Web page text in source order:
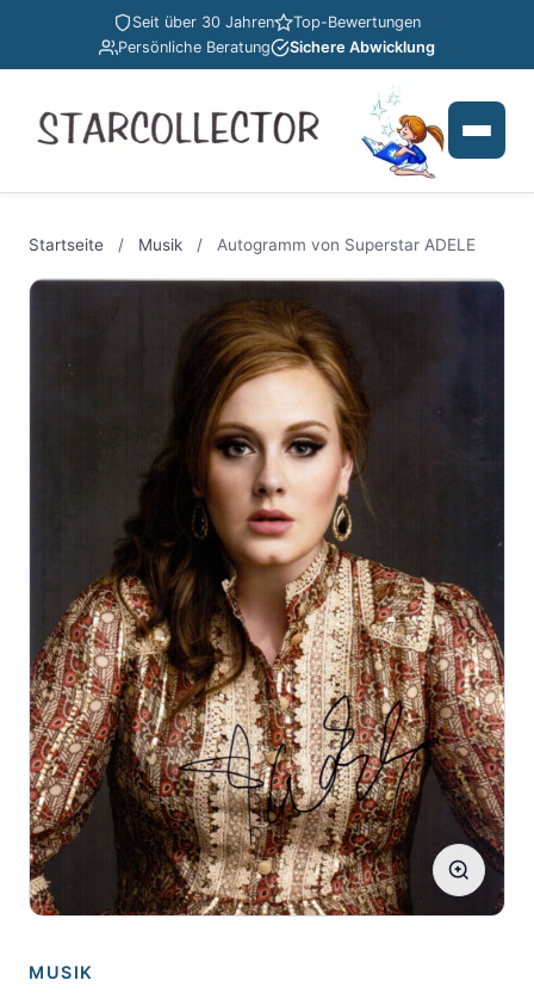
Seit über 30 Jahren
Top-Bewertungen
Persönliche Beratung
Sichere Abwicklung
Startseite / Musik / Autogramm von Superstar ADELE
MUSIK